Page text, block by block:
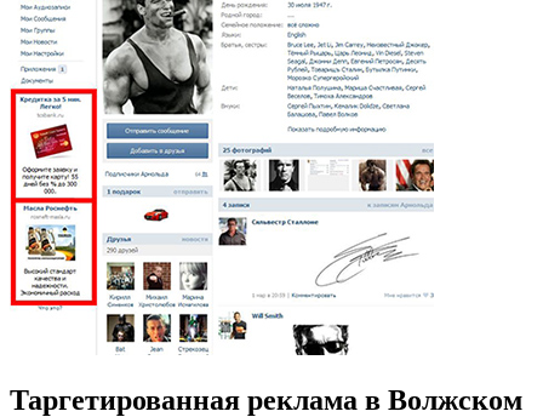
Таргетированная реклама в Волжском